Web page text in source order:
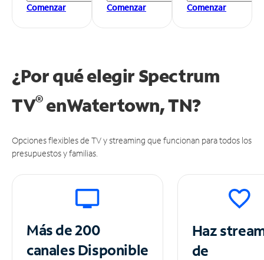
Comenzar
Comenzar
Comenzar
¿Por qué elegir Spectrum
TV®enWatertown, TN?
Opciones flexibles de TV y streaming que funcionan para todos los
presupuestos y familias.
Más de 200
canalesDisponible
Haz
de